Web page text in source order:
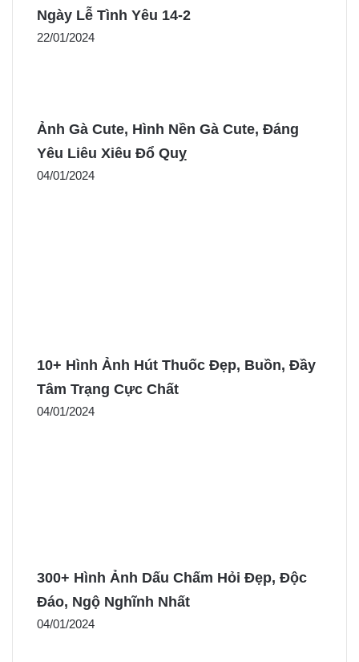
Ngày Lễ Tình Yêu 14-2
22/01/2024
Ảnh Gà Cute, Hình Nền Gà Cute, Đáng
Yêu Liêu Xiêu Đổ Quỵ
04/01/2024
10+ Hình Ảnh Hút Thuốc Đẹp, Buồn, Đầy
Tâm Trạng Cực Chất
04/01/2024
300+ Hình Ảnh Dấu Chấm Hỏi Đẹp, Độc
Đáo, Ngộ Nghĩnh Nhất
04/01/2024